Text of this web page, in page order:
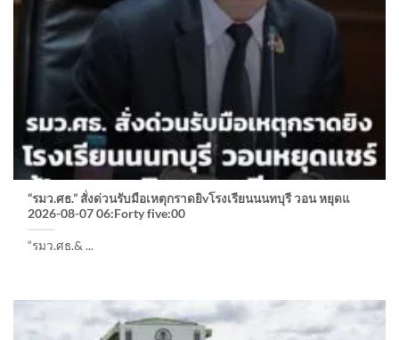
“รมว.ศธ.” สั่งด่วนรับมือเหตุกราดยิvโรงเรียนนนทบุรี วอน หยุดแ
2026-08-07 06:Forty five:00
“รมว.ศธ.& ...